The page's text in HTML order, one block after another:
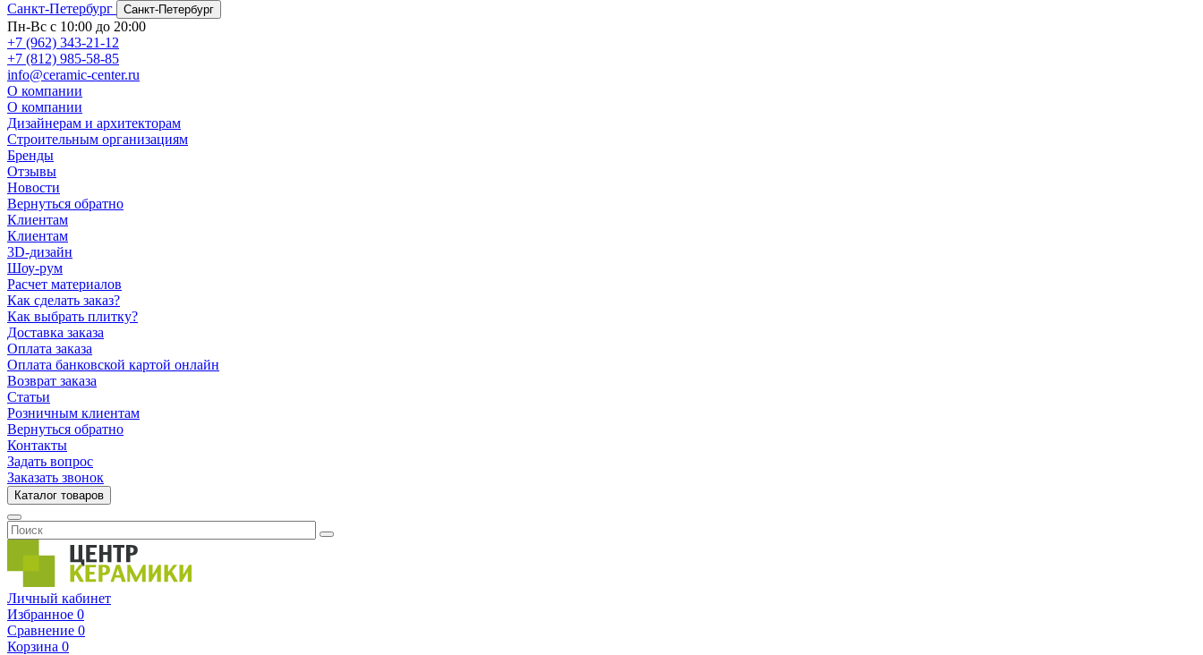
Санкт-Петербург
Санкт-Петербург
Пн-Вс с 10:00 до 20:00
+7 (962) 343-21-12
+7 (812) 985-58-85
info@ceramic-center.ru
О компании
О компании
Дизайнерам и архитекторам
Строительным организациям
Бренды
Отзывы
Новости
Вернуться обратно
Клиентам
Клиентам
3D-дизайн
Шоу-рум
Расчет материалов
Как сделать заказ?
Как выбрать плитку?
Доставка заказа
Оплата заказа
Оплата банковской картой онлайн
Возврат заказа
Статьи
Розничным клиентам
Вернуться обратно
Контакты
Задать вопрос
Заказать звонок
Каталог товаров
Личный кабинет
Избранное 0
Сравнение 0
Корзина 0